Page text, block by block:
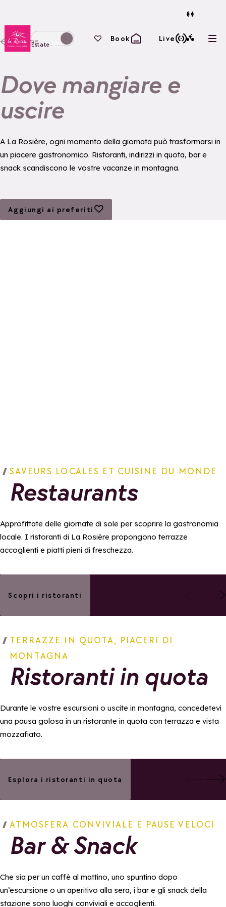
Torna alla home page
Passa alla modalità invernale
Estate
I tuoi preferiti
Book Live
Home
Dove mangiare e
uscire
A La Rosière, ogni momento della giornata può trasformarsi in
un piacere gastronomico. Ristoranti, indirizzi in quota, bar e
snack scandiscono le vostre vacanze in montagna.
Aggiungi ai preferiti
Aggiungi ai preferiti
SAVEURS LOCALES ET CUISINE DU MONDE
Restaurants
Approfittate delle giornate di sole per scoprire la gastronomia
locale. I ristoranti di La Rosière propongono terrazze
accoglienti e piatti pieni di freschezza.
L'Atelier des
Scopri i ristoranti
TERRAZZE IN QUOTA, PIACERI DI
MONTAGNA
Ristoranti in quota
Durante le vostre escursioni o uscite in montagna, concedetevi
una pausa golosa in un ristorante in quota con terrazza e vista
mozzafiato.
Esplora i ristoranti in quota
ATMOSFERA CONVIVIALE E PAUSE VELOCI
Bar & Snack
Che sia per un caffè al mattino, uno spuntino dopo
un’escursione o un aperitivo alla sera, i bar e gli snack della
stazione sono luoghi conviviali e accoglienti.